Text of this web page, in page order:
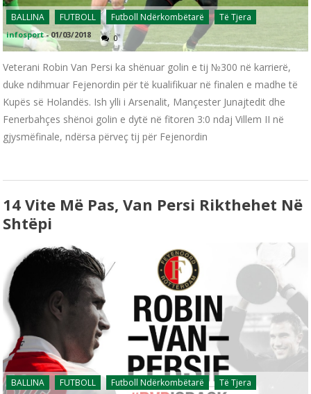
BALLINA FUTBOLL Futboll Ndërkombëtarë Të Tjera
infosport -01/03/2018 0
Veterani Robin Van Persi ka shënuar golin e tij №300 në karrierë,
duke ndihmuar Fejenordin për të kualifikuar në finalen e madhe të
Kupës së Holandës. Ish ylli i Arsenalit, Mançester Junajtedit dhe
Fenerbahçes shënoi golin e dytë në fitoren 3:0 ndaj Villem II në
gjysmëfinale, ndërsa përveç tij për Fejenordin
14 Vite Më Pas, Van Persi Rikthehet Në
Shtëpi
BALLINA FUTBOLL Futboll Ndërkombëtarë Të Tjera